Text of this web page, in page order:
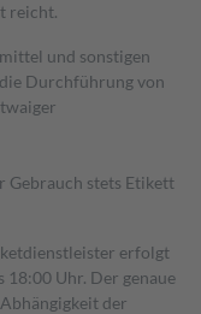
reicht.
und sonstigen
Durchführung von
Gebrauch stets Etikett
erfolgt
18:00 Uhr. Der genaue
der